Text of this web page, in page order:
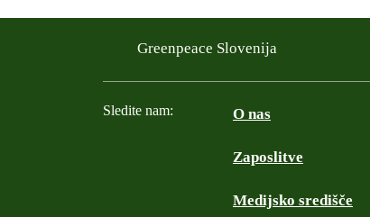
Greenpeace Slovenija
Sledite nam: O nas
Zaposlitve
Medijsko središče